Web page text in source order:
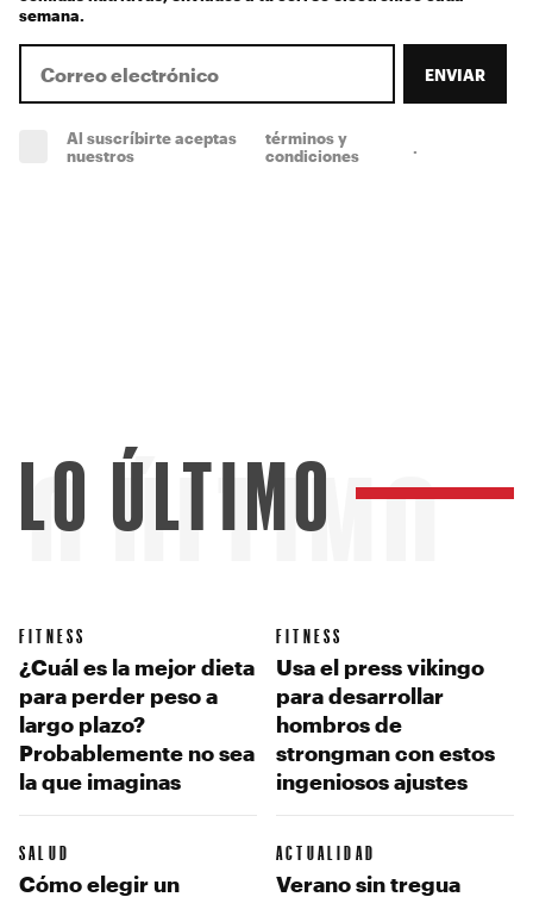
semana.
ENVIAR
Al suscríbirte aceptas
nuestros
términos y
condiciones
ÚLTIMO
LO ÚLTIMO
FITNESS
¿Cuál es la mejor dieta
para perder peso a
largo plazo?
Probablemente no sea
la que imaginas
FITNESS
Usa el press vikingo
para desarrollar
hombros de
strongman con estos
ingeniosos ajustes
SALUD
Cómo elegir un
ACTUALIDAD
Verano sin tregua